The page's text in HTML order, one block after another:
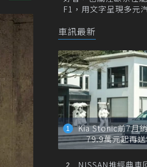
F1，用文字呈現多元
車訊最新
Kia Stonic前7月
79.9萬元起再送
NISSAN推經典